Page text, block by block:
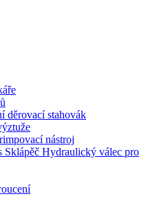
děrovací stahovák
nástroj
Sklápěč Hydraulický válec pro